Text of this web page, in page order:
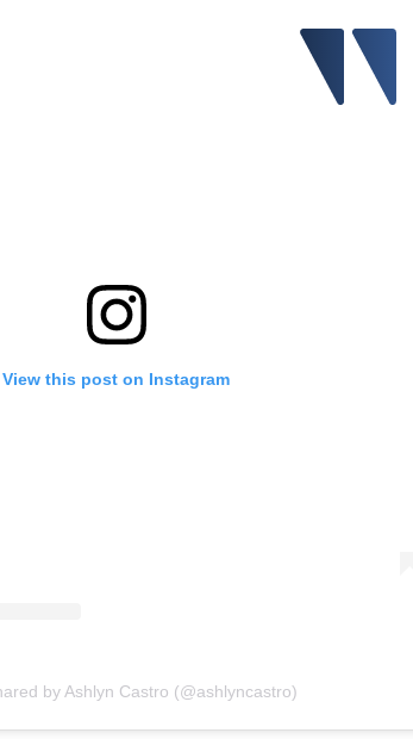
View this post on Instagram
by Ashlyn Castro (@ashlyncastro)